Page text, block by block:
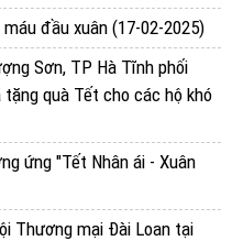
máu đầu xuân (17-02-2025)
Sơn, TP Hà Tĩnh phối
quà Tết cho các hộ khó
ứng "Tết Nhân ái - Xuân
Thương mại Đài Loan tại